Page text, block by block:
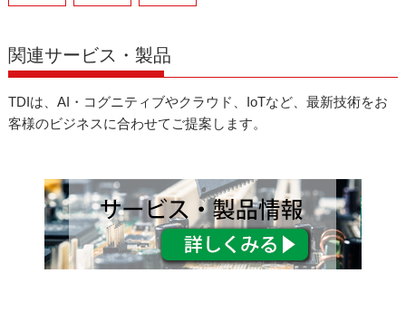
関連サービス・製品
TDIは、AI・コグニティブやクラウド、IoTなど、最新技術をお
客様のビジネスに合わせてご提案します。